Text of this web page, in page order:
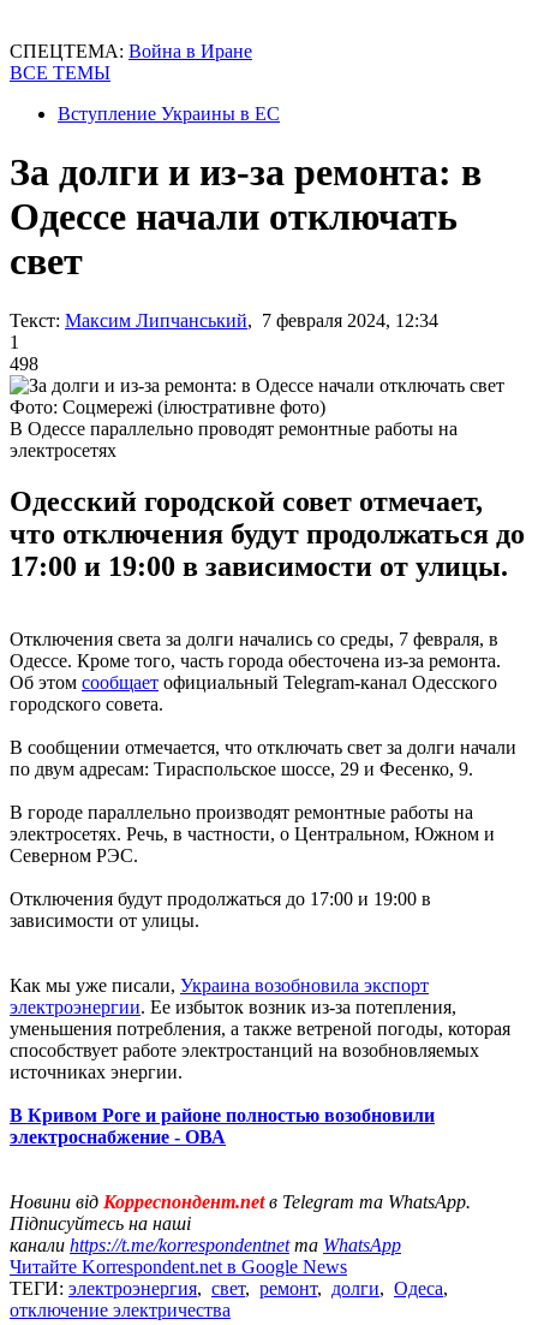
СПЕЦТЕМА: Война в Иране
ВСЕ ТЕМЫ
Вступление Украины в ЕС
За долги и из-за ремонта: в
Одессе начали отключать
свет
Текст: Максим Липчанський, 7 февраля 2024, 12:34
1
498
Фото: Соцмережі (ілюстративне фото)
В Одессе параллельно проводят ремонтные работы на
электросетях
Одесский городской совет отмечает,
что отключения будут продолжаться до
17:00 и 19:00 в зависимости от улицы.
Отключения света за долги начались со среды, 7 февраля, в
Одессе. Кроме того, часть города обесточена из-за ремонта.
Об этом сообщает официальный Telegram-канал Одесского
городского совета.
В сообщении отмечается, что отключать свет за долги начали
по двум адресам: Тираспольское шоссе, 29 и Фесенко, 9.
В городе параллельно производят ремонтные работы на
электросетях. Речь, в частности, о Центральном, Южном и
Северном РЭС.
Отключения будут продолжаться до 17:00 и 19:00 в
зависимости от улицы.
Как мы уже писали, Украина возобновила экспорт
электроэнергии. Ее избыток возник из-за потепления,
уменьшения потребления, а также ветреной погоды, которая
способствует работе электростанций на возобновляемых
источниках энергии.
В Кривом Роге и районе полностью возобновили
электроснабжение - ОВА
Новини від Корреспондент.netв Telegram та WhatsApp.
Підписуйтесь на наші
канали https://t.me/korrespondentnetта WhatsApp
Читайте Korrespondent.net в Google News
ТЕГИ: электроэнергия, свет, ремонт, долги, Одеса,
отключение электричества